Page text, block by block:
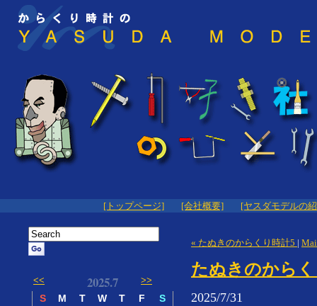
[トップページ] [会社概要] [ヤスダモデルの
« たぬきのからくり時計5 |
たぬきのから
2025/7/31
<< 2025.7 >>
S M T W T F S